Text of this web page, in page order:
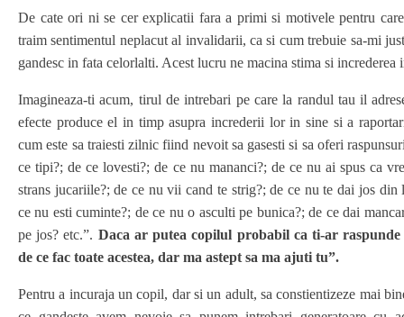
De cate ori ni se cer explicatii fara a primi si motivele pentru
traim sentimentul neplacut al invalidarii, ca si cum trebuie sa-mi
gandesc in fata celorlalti. Acest lucru ne macina stima si increderea
Imagineaza-ti acum, tirul de intrebari pe care la randul tau il
efecte produce el in timp asupra increderii lor in sine si a
cum este sa traiesti zilnic fiind nevoit sa gasesti si sa oferi
ce tipi?; de ce lovesti?; de ce nu mananci?; de ce nu ai spus ca
strans jucariile?; de ce nu vii cand te strig?; de ce nu te dai jos din
ce nu esti cuminte?; de ce nu o asculti pe bunica?; de ce dai
pe jos? etc.”. Daca ar putea copilul probabil ca ti-ar
de ce fac toate acestea, dar ma astept sa ma ajuti tu”.
Pentru a incuraja un copil, dar si un adult, sa constientizeze mai